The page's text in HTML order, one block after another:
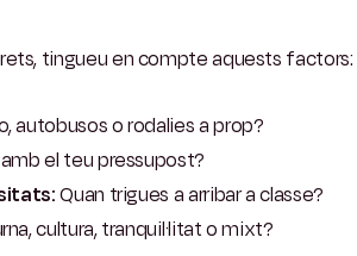
tingueu en compte aquests factors:
autobusos o rodalies a prop?
el teu pressupost?
Quan trigues a arribar a classe?
cultura, tranquil·litat o mixt?